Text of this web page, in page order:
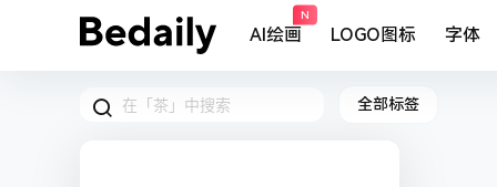
AI绘画
N
LOGO图标 字体
全部标签